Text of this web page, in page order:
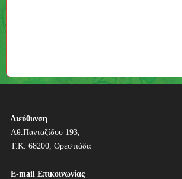
Διεύθυνση
Αθ.Πανταζίδου 193,
Τ.Κ. 68200, Ορεστιάδα
E-mail Επικοινωνίας